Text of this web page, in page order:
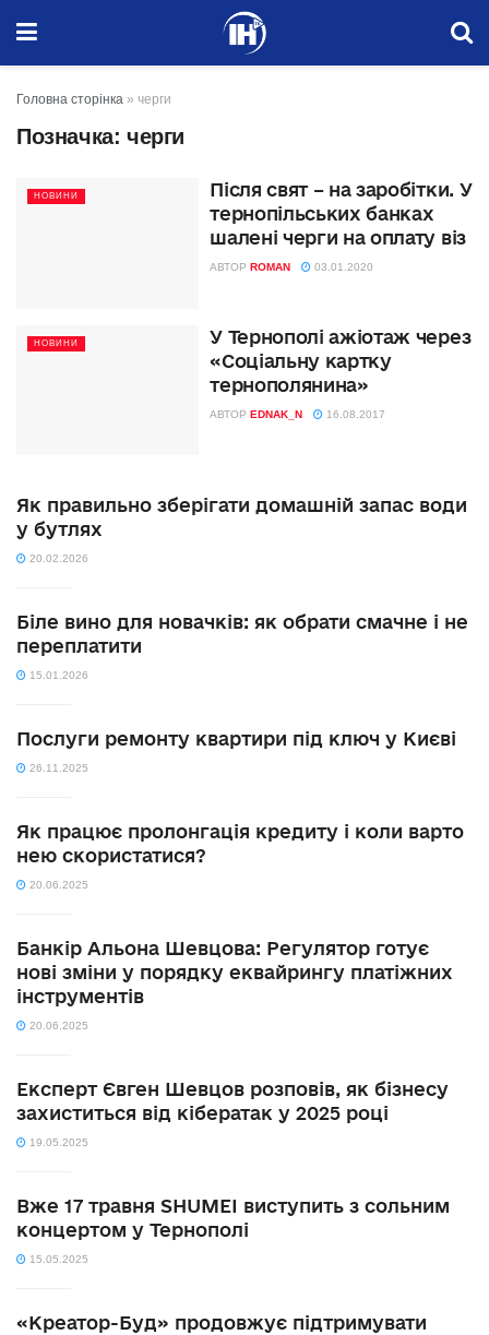
Головна сторінка » черги
Позначка: черги
НОВИНИ
Після свят – на заробітки. У
тернопільських банках
шалені черги на оплату віз
АВТОР ROMAN 03.01.2020
НОВИНИ
У Тернополі ажіотаж через
«Соціальну картку
тернополянина»
АВТОР EDNAK_N 16.08.2017
Як правильно зберігати домашній запас води
у бутлях
20.02.2026
Біле вино для новачків: як обрати смачне і не
переплатити
15.01.2026
Послуги ремонту квартири під ключ у Києві
26.11.2025
Як працює пролонгація кредиту і коли варто
нею скористатися?
20.06.2025
Банкір Альона Шевцова: Регулятор готує
нові зміни у порядку еквайрингу платіжних
інструментів
20.06.2025
Експерт Євген Шевцов розповів, як бізнесу
захиститься від кібератак у 2025 році
19.05.2025
Вже 17 травня SHUMEI виступить з сольним
концертом у Тернополі
15.05.2025
«Креатор-Буд» продовжує підтримувати